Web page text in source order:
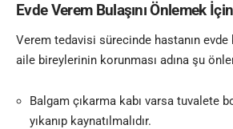
Evde Verem Bulaşını Önlemek
Verem tedavisi sürecinde hastanın evde
aile bireylerinin korunması adına şu
Balgam çıkarma kabı varsa tuvalete
yıkanıp kaynatılmalıdır.